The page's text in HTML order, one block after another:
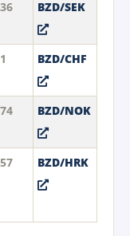
BZD/SEK
BZD/CHF
BZD/NOK
BZD/HRK